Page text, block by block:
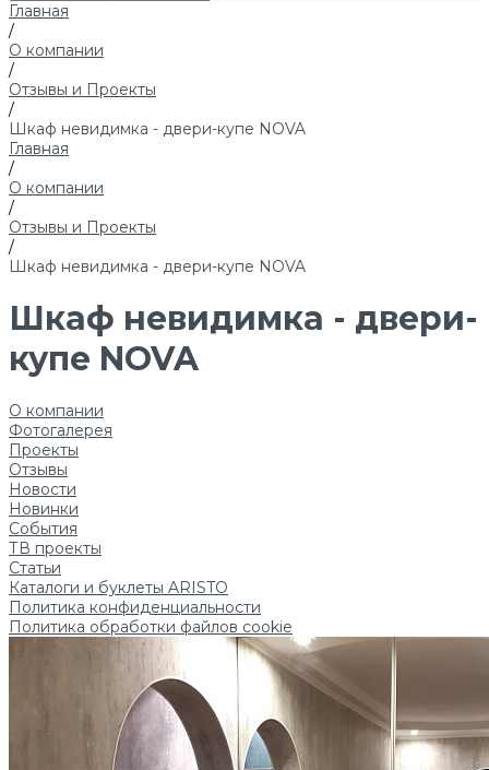
Главная
/
О компании
/
Отзывы и Проекты
/
Шкаф невидимка - двери-купе NOVA
Главная
/
О компании
/
Отзывы и Проекты
/
Шкаф невидимка - двери-купе NOVA
Шкаф невидимка - двери-
купе NOVA
О компании
Фотогалерея
Проекты
Отзывы
Новости
Новинки
События
ТВ проекты
Статьи
Каталоги и буклеты ARISTO
Политика конфиденциальности
Политика обработки файлов cookie